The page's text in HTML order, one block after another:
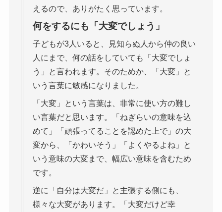
えるので、ありがたく思っています。
何をするにも「大変でしょう」
子どもが3人いると、見知らぬ人から仲の良い
人にまで、何の話をしていても「大変でしょ
う」と言われます。そのためか、「大変」と
いう言葉に敏感になりました。
「大変」という言葉は、非常に使い方の難し
い言葉だと思います。「ねぎらいの意味を込
めて」「頑張ってることを認めた上で」の大
変から、「かわいそう」「よくやるよね」と
いう意味の大変まで、幅広い意味を含むため
です。
逆に「自分は大変だ」と主張する側にも、
様々な大変があります。「大変だけど幸